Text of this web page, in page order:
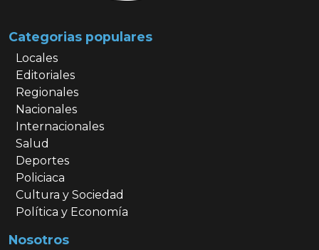
Categorias populares
Locales
Editoriales
Regionales
Nacionales
Internacionales
Salud
Deportes
Policiaca
Cultura y Sociedad
Política y Economía
Nosotros